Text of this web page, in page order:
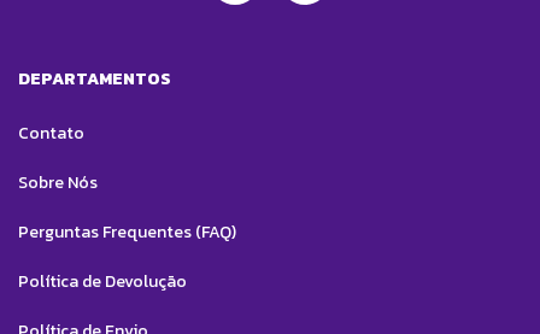
DEPARTAMENTOS
Contato
Sobre Nós
Perguntas Frequentes (FAQ)
Política de Devolução